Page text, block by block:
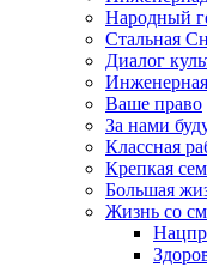
Народный
Стальная
Диалог
Ваше право
За нами
Классная
Крепкая
Большая
Жизнь со